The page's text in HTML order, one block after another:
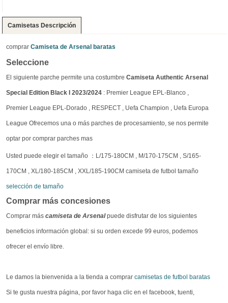
Camisetas Descripción
comprar Camiseta de Arsenal baratas
Seleccione
El siguiente parche permite una costumbre Camiseta Authentic Arsenal
Special Edition Black I 2023/2024 : Premier League EPL-Blanco ,
Premier League EPL-Dorado , RESPECT , Uefa Champion , Uefa Europa
League Ofrecemos una o más parches de procesamiento, se nos permite
optar por comprar parches mas
Usted puede elegir el tamaño ：L/175-180CM , M/170-175CM , S/165-
170CM , XL/180-185CM , XXL/185-190CM camiseta de futbol tamaño
selección de tamaño
Comprar más concesiones
Comprar más camiseta de Arsenalpuede disfrutar de los siguientes
beneficios información global: si su orden excede 99 euros, podemos
ofrecer el envío libre.
Le damos la bienvenida a la tienda a comprar camisetas de futbol baratas
Si te gusta nuestra página, por favor haga clic en el facebook, tuenti,